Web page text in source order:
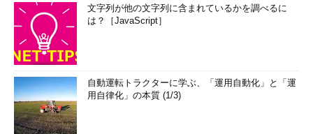
文字列が他の文字列に含まれているかを調べるに
は？［JavaScript］
自動運転トラクターに学ぶ、「運用自動化」と「運
用自律化」の本質 (1/3)